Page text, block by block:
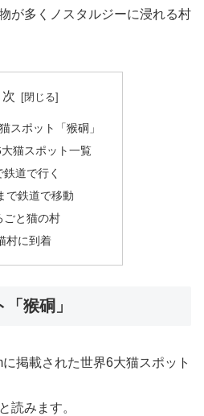
が多くノスタルジーに浸れる村
次
スポット「猴硐」
猫スポット一覧
道で行く
で鉄道で移動
ごと猫の村
村に到着
猴硐」
掲載された世界6大猫スポット
読みます。